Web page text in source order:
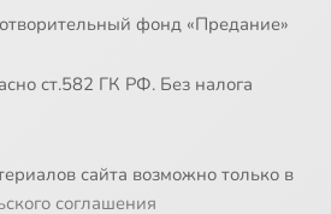
фонд «Предание»
ст.582 ГК РФ. Без налога
сайта возможно только в
соглашения